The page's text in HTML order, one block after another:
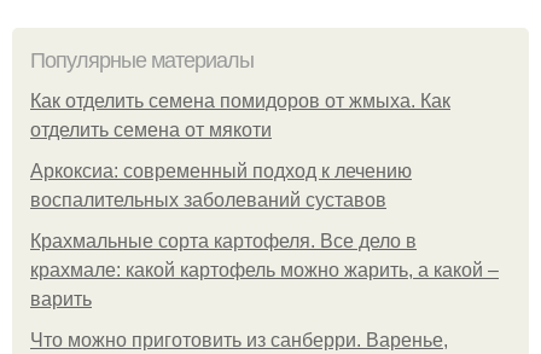
Популярные материалы
Как отделить семена помидоров от жмыха. Как
отделить семена от мякоти
Аркоксиа: современный подход к лечению
воспалительных заболеваний суставов
Крахмальные сорта картофеля. Все дело в
крахмале: какой картофель можно жарить, а какой –
варить
Что можно приготовить из санберри. Варенье,